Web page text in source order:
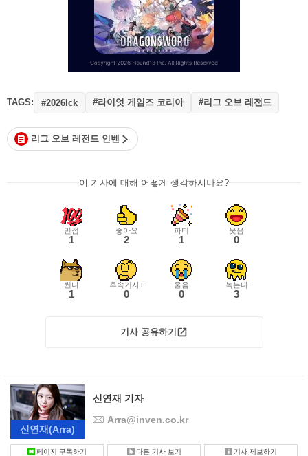
TAGS: #2026lck #라이엇 게임즈 코리아 #리그 오브 레전드
리그 오브 레전드 인벤
이 기사에 대해 어떻게 생각하시나요?
만점
1
좋아요
2
파티
1
웃음
0
씬나
1
후속기사+
0
울음
0
녹는다
3
기사 공유하기
신연재(Arra)
신연재 기자
Arra@inven.co.kr
페이지 구독하기 다른 기사 보기 기사 제보하기